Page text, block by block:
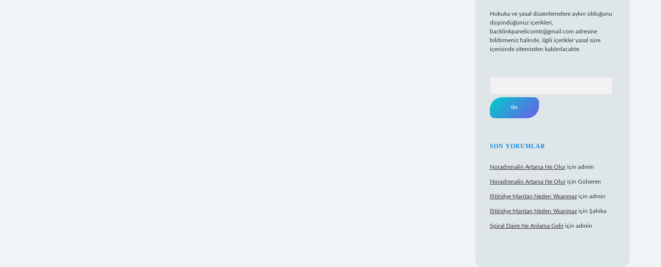
Hukuka ve yasal düzenlemelere aykırı olduğunu
düşündüğünüz içerikleri,
backlinkpanelicomtr@gmail.com adresine
bildirmeniz halinde, ilgili içerikler yasal süre
içerisinde sitemizden kaldırılacaktır.
SON YORUMLAR
Noradrenalin Artarsa Ne Oluriçin admin
Noradrenalin Artarsa Ne Oluriçin Gülseren
İStiridye Mantarı Neden Yıkanmaziçin admin
İStiridye Mantarı Neden Yıkanmaziçin Şahika
Spiral Daire Ne Anlama Geliriçin admin